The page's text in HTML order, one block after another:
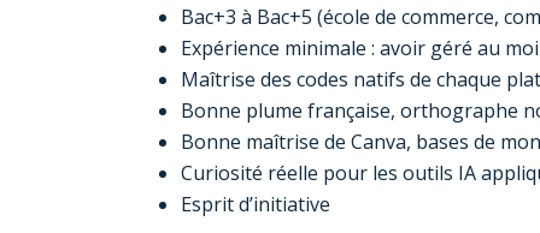
Bac+3 à Bac+5 (école de commerce,
Expérience minimale : avoir géré au
Maîtrise des codes natifs de chaque
Bonne plume française, orthographe
Bonne maîtrise de Canva, bases de
Curiosité réelle pour les outils IA
Esprit d’initiative